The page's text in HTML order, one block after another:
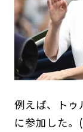
例えば、トゥ
に参加した